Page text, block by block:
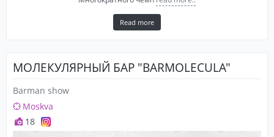
Read more
МОЛЕКУЛЯРНЫЙ БАР "BARMOLECULA"
Barman show
Moskva
18